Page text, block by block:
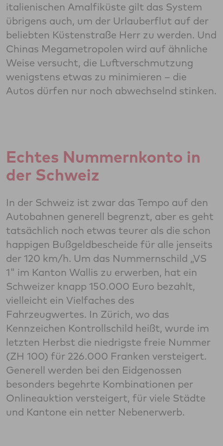
italienischen Amalfiküste gilt das System
übrigens auch, um der Urlauberflut auf der
beliebten Küstenstraße Herr zu werden. Und
Chinas Megametropolen wird auf ähnliche
Weise versucht, die Luftverschmutzung
wenigstens etwas zu minimieren – die
Autos dürfen nur noch abwechselnd stinken.
Echtes Nummernkonto in
der Schweiz
In der Schweiz ist zwar das Tempo auf den
Autobahnen generell begrenzt, aber es geht
tatsächlich noch etwas teurer als die schon
happigen Bußgeldbescheide für alle jenseits
der 120 km/h. Um das Nummernschild „VS
1" im Kanton Wallis zu erwerben, hat ein
Schweizer knapp 150.000 Euro bezahlt,
vielleicht ein Vielfaches des
Fahrzeugwertes. In Zürich, wo das
Kennzeichen Kontrollschild heißt, wurde im
letzten Herbst die niedrigste freie Nummer
(ZH 100) für 226.000 Franken versteigert.
Generell werden bei den Eidgenossen
besonders begehrte Kombinationen per
Onlineauktion versteigert, für viele Städte
und Kantone ein netter Nebenerwerb.